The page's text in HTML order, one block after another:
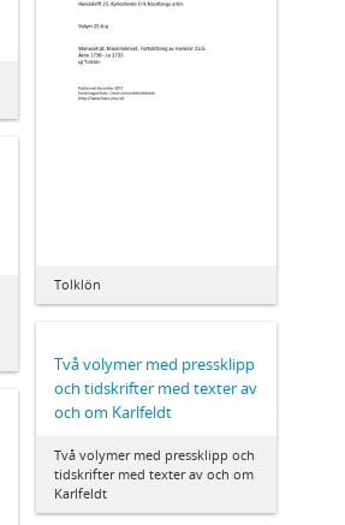
Tolklön
Två volymer med pressklipp
och tidskrifter med texter av
och om Karlfeldt
Två volymer med pressklipp och
tidskrifter med texter av och om
Karlfeldt